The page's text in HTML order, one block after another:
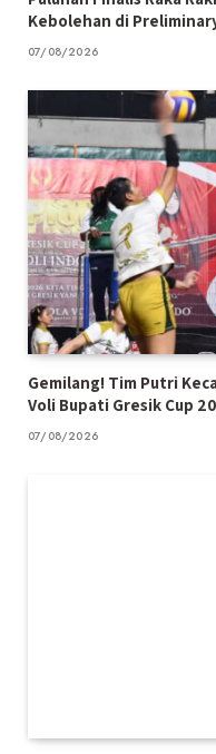
Kebolehan di
07/08/2026
Gemilang! Tim Putri
Voli Bupati Gresik Cup
07/08/2026